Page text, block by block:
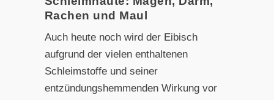
Rachen und Maul
Auch heute noch wird der Eibisch
aufgrund der vielen enthaltenen
Schleimstoffe und seiner
entzündungshemmenden Wirkung vor